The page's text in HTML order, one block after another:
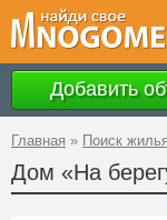
Добавить
Главная » Поиск жилья
Дом «На